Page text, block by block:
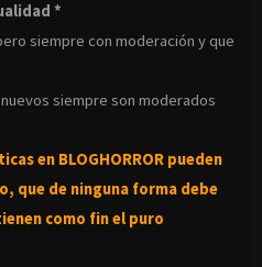
*
siempre con moderación y que
siempre son moderados
en BLOGHORROR pueden
que de ninguna forma debe
como fin el puro